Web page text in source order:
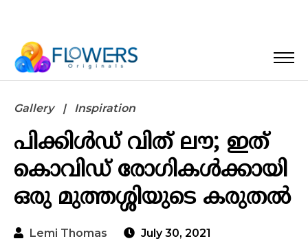
Gallery Inspiration
പിക്കിള്‍ഡ് വിത് ലൗ; ഇത്
കൊവിഡ് രോഗികള്‍ക്കായി
ഒരു മുത്തശ്ശിയുടെ കരുതല്‍
Lemi Thomas July 30, 2021